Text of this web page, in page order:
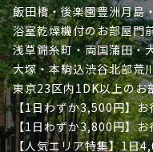
飯田橋・後楽園豊洲月島
浴室乾燥機付のお部屋門
浅草錦糸町・両国蒲田・
大塚・本駒込渋谷北部荒
東京23区内1DK以上のお
【1日わずか3,500円】
【1日わずか3,800円】
【人気エリア特集】1日